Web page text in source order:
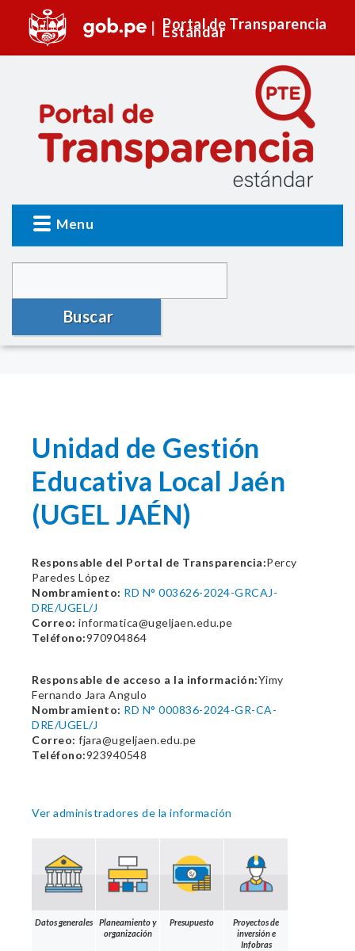
Portal de Transparencia
Estándar
Menu
Buscar
Unidad de Gestión
Educativa Local Jaén
(UGEL JAÉN)
Responsable del Portal de Transparencia:Percy
Paredes López
Nombramiento: RD N° 003626-2024-GRCAJ-
DRE/UGEL/J
Correo: informatica@ugeljaen.edu.pe
Teléfono:970904864
Responsable de acceso a la información:Yimy
Fernando Jara Angulo
Nombramiento: RD N° 000836-2024-GR-CA-
DRE/UGEL/J
Correo: fjara@ugeljaen.edu.pe
Teléfono:923940548
Ver administradores de la información
Datos generales
Planeamiento y
organización
Presupuesto
Proyectos de
inversión e
Infobras